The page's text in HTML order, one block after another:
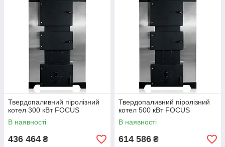
Твердопаливний піролізний
котел 300 кВт FOCUS
В наявності
436 464 ₴
Твердопаливний піролізний
котел 500 кВт FOCUS
В наявності
614 586 ₴